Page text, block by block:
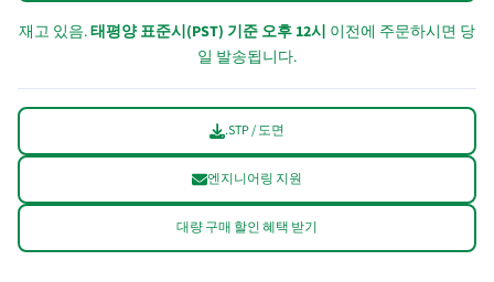
재고 있음.태평양 표준시(PST) 기준 오후 12시 이전에 주문하시면 당
일 발송됩니다.
.STP / 도면
엔지니어링 지원
대량 구매 할인 혜택 받기